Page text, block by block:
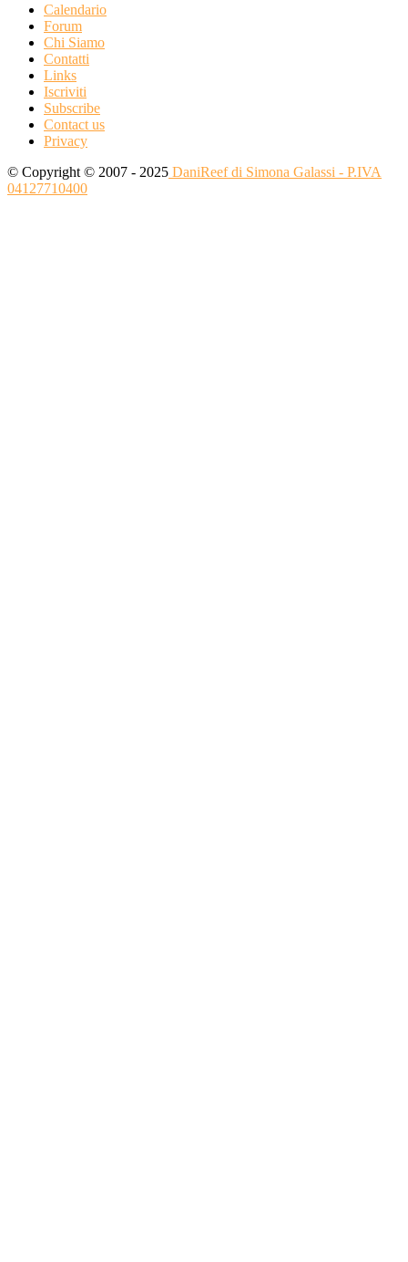
Calendario
Forum
Chi Siamo
Contatti
Links
Iscriviti
Subscribe
Contact us
Privacy
© Copyright © 2007 - 2025 DaniReef di Simona Galassi - P.IVA
04127710400